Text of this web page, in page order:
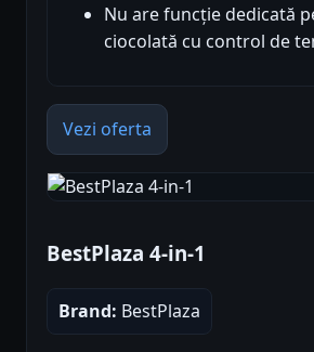
Nu are funcție dedicată
ciocolată cu control de
Vezi oferta
BestPlaza 4-in-1
Brand: BestPlaza